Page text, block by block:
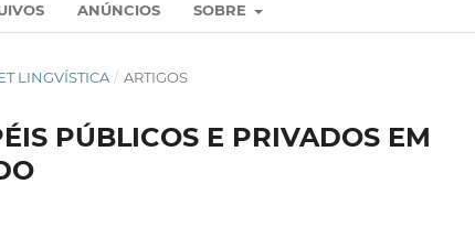
ANÚNCIOS SOBRE
LINGVÍSTICA / ARTIGOS
PÚBLICOS E PRIVADOS EM